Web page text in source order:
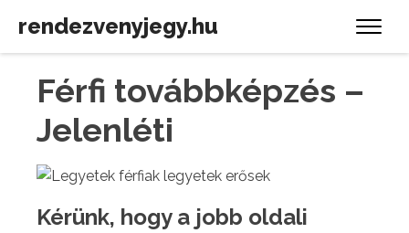
rendezvenyjegy.hu
Férfi továbbképzés –
Jelenléti
Kérünk, hogy a jobb oldali